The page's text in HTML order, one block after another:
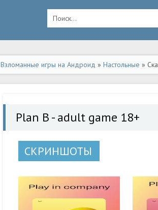
Взломанные игры на Андроид » Настольные »
Plan B - adult game 18+
СКРИНШОТЫ